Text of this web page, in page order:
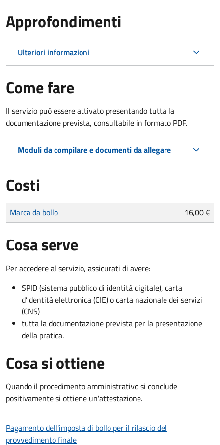
Approfondimenti
Ulteriori informazioni
Come fare
Il servizio può essere attivato presentando tutta la
documentazione prevista, consultabile in formato PDF.
Moduli da compilare e documenti da allegare
Costi
Tipo di pagamento
Importo
Marca da bollo 16,00 €
Cosa serve
Per accedere al servizio, assicurati di avere:
SPID (sistema pubblico di identità digitale), carta
d’identità elettronica (CIE) o carta nazionale dei servizi
(CNS)
tutta la documentazione prevista per la presentazione
della pratica.
Cosa si ottiene
Quando il procedimento amministrativo si conclude
positivamente si ottiene un'attestazione.
Pagamento dell'imposta di bollo per il rilascio del
provvedimento finale